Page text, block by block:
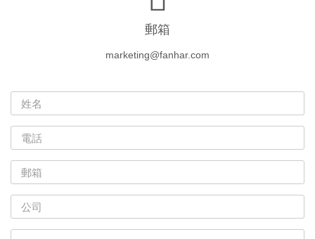
郵箱
marketing@fanhar.com